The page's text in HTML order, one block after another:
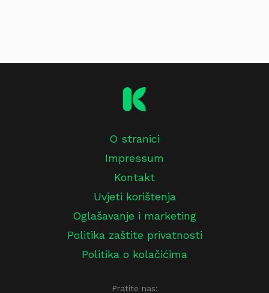
O stranici
Impressum
Kontakt
Uvjeti korištenja
Oglašavanje i marketing
Politika zaštite privatnosti
Politika o kolačićima
Pratite nas: